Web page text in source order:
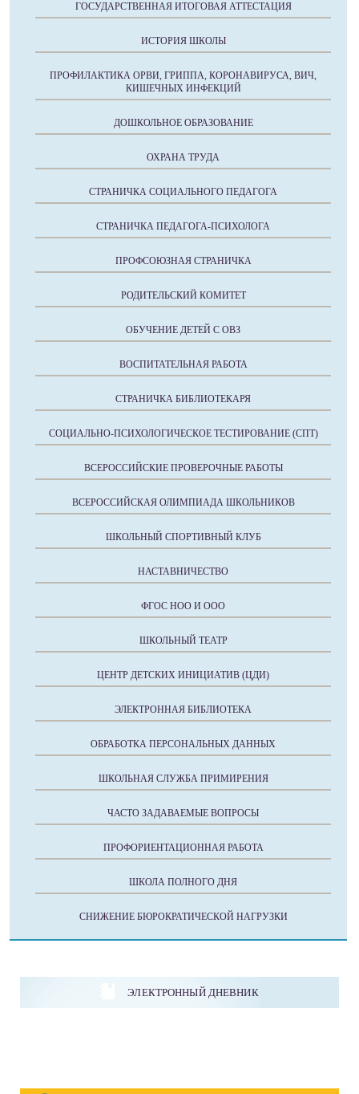
ГОСУДАРСТВЕННАЯ ИТОГОВАЯ АТТЕСТАЦИЯ
ИСТОРИЯ ШКОЛЫ
ПРОФИЛАКТИКА ОРВИ, ГРИППА, КОРОНАВИРУСА, ВИЧ,
КИШЕЧНЫХ ИНФЕКЦИЙ
ДОШКОЛЬНОЕ ОБРАЗОВАНИЕ
ОХРАНА ТРУДА
СТРАНИЧКА СОЦИАЛЬНОГО ПЕДАГОГА
СТРАНИЧКА ПЕДАГОГА-ПСИХОЛОГА
ПРОФСОЮЗНАЯ СТРАНИЧКА
РОДИТЕЛЬСКИЙ КОМИТЕТ
ОБУЧЕНИЕ ДЕТЕЙ С ОВЗ
ВОСПИТАТЕЛЬНАЯ РАБОТА
СТРАНИЧКА БИБЛИОТЕКАРЯ
СОЦИАЛЬНО-ПСИХОЛОГИЧЕСКОЕ ТЕСТИРОВАНИЕ (СПТ)
ВСЕРОССИЙСКИЕ ПРОВЕРОЧНЫЕ РАБОТЫ
ВСЕРОССИЙСКАЯ ОЛИМПИАДА ШКОЛЬНИКОВ
ШКОЛЬНЫЙ СПОРТИВНЫЙ КЛУБ
НАСТАВНИЧЕСТВО
ФГОС НОО И ООО
ШКОЛЬНЫЙ ТЕАТР
ЦЕНТР ДЕТСКИХ ИНИЦИАТИВ (ЦДИ)
ЭЛЕКТРОННАЯ БИБЛИОТЕКА
ОБРАБОТКА ПЕРСОНАЛЬНЫХ ДАННЫХ
ШКОЛЬНАЯ СЛУЖБА ПРИМИРЕНИЯ
ЧАСТО ЗАДАВАЕМЫЕ ВОПРОСЫ
ПРОФОРИЕНТАЦИОННАЯ РАБОТА
ШКОЛА ПОЛНОГО ДНЯ
СНИЖЕНИЕ БЮРОКРАТИЧЕСКОЙ НАГРУЗКИ
ЭЛЕКТРОННЫЙ ДНЕВНИК